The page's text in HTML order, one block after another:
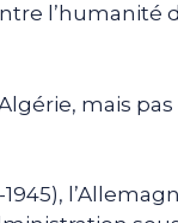
l’humanité
mais